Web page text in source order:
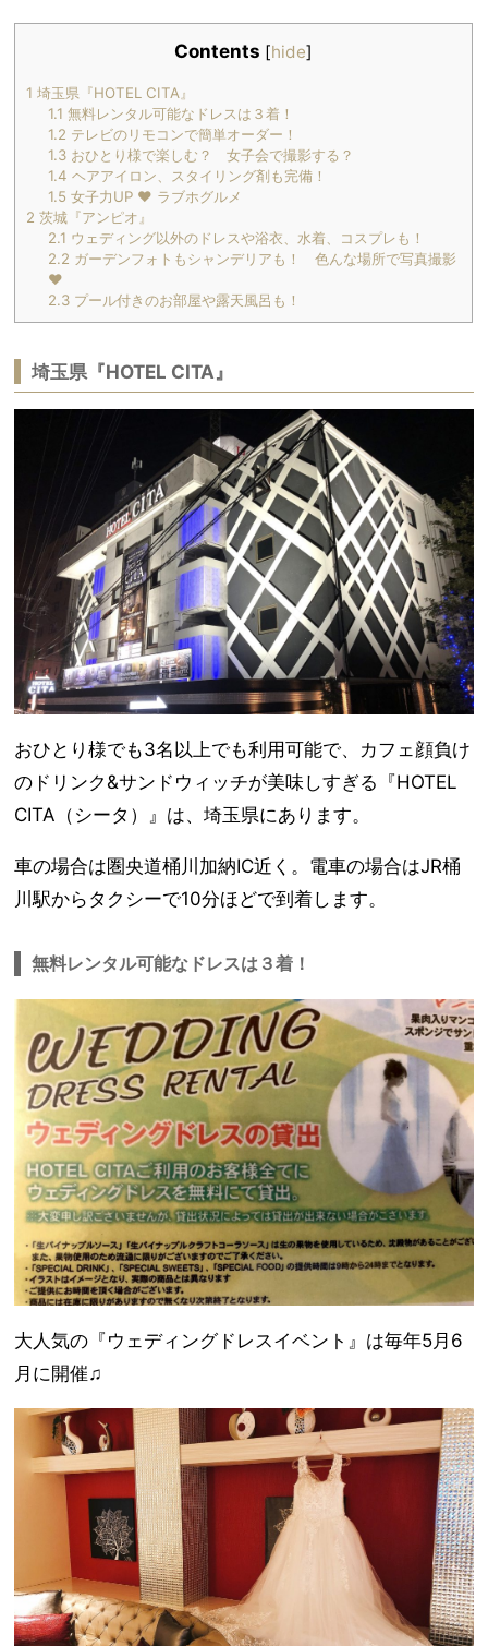
Contents [hide]
1 埼玉県『HOTEL CITA』
1.1 無料レンタル可能なドレスは３着！
1.2 テレビのリモコンで簡単オーダー！
1.3 おひとり様で楽しむ？ 女子会で撮影する？
1.4 ヘアアイロン、スタイリング剤も完備！
1.5 女子力UP ❤︎ ラブホグルメ
2 茨城『アンピオ』
2.1 ウェディング以外のドレスや浴衣、水着、コスプレも！
2.2 ガーデンフォトもシャンデリアも！ 色んな場所で写真撮影
❤︎
2.3 プール付きのお部屋や露天風呂も！
埼玉県『HOTEL CITA』
おひとり様でも3名以上でも利用可能で、カフェ顔負け
のドリンク&サンドウィッチが美味しすぎる『HOTEL
CITA（シータ）』は、埼玉県にあります。
車の場合は圏央道桶川加納IC近く。電車の場合はJR桶
川駅からタクシーで10分ほどで到着します。
無料レンタル可能なドレスは３着！
大人気の『ウェディングドレスイベント』は毎年5月6
月に開催♫